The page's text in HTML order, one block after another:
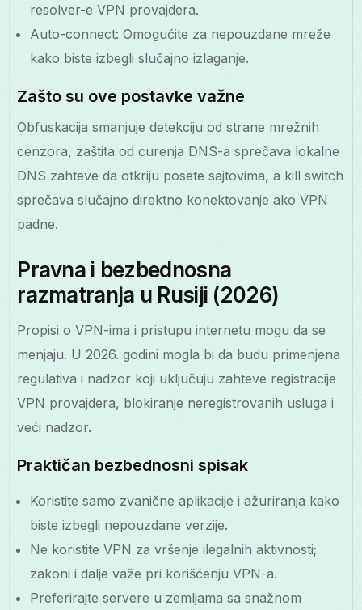
resolver-e VPN provajdera.
Auto-connect: Omogućite za nepouzdane mreže
kako biste izbegli slučajno izlaganje.
Zašto su ove postavke važne
Obfuskacija smanjuje detekciju od strane mrežnih
cenzora, zaštita od curenja DNS-a sprečava lokalne
DNS zahteve da otkriju posete sajtovima, a kill switch
sprečava slučajno direktno konektovanje ako VPN
padne.
Pravna i bezbednosna
razmatranja u Rusiji (2026)
Propisi o VPN-ima i pristupu internetu mogu da se
menjaju. U 2026. godini mogla bi da budu primenjena
regulativa i nadzor koji uključuju zahteve registracije
VPN provajdera, blokiranje neregistrovanih usluga i
veći nadzor.
Praktičan bezbednosni spisak
Koristite samo zvanične aplikacije i ažuriranja kako
biste izbegli nepouzdane verzije.
Ne koristite VPN za vršenje ilegalnih aktivnosti;
zakoni i dalje važe pri korišćenju VPN-a.
Preferirajte servere u zemljama sa snažnom